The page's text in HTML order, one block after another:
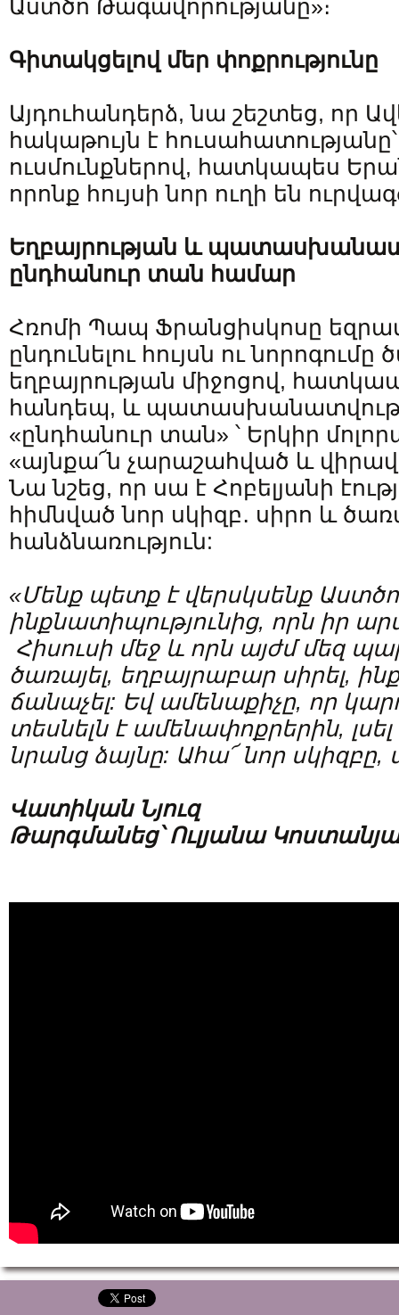
Աստծո Թագավորությանը»։
Գիտակցելով մեր փոքրությունը
Այդուհանդերձ, նա շեշտեց, որ
հակաթույն է
ուսմունքներով, հատկապես
որոնք հույսի նոր ուղի են
Եղբայրության և
ընդհանուր տան համար
Հռոմի Պապ Ֆրանցիսկոսը
ընդունելու հույսն ու
եղբայրության միջոցով,
հանդեպ, և
«ընդհանուր տան» ՝ Երկիր
«այնքա՜ն չարաշահված և
Նա նշեց, որ սա է Հոբելյանի
հիմնված նոր սկիզբ․ սիրո և
հանձնառություն:
«Մենք պետք է վերսկսենք Աստծո
ինքնատիպությունից, որն իր
Հիսուսի մեջ և որն այժմ մեզ
ծառայել, եղբայրաբար սիրել,
ճանաչել: Եվ ամենաքիչը, որ
տեսնելն է ամենափոքրերին, լսել
նրանց ձայնը: Ահա՜ նոր սկիզբը,
Վատիկան Նյուզ
Թարգմանեց՝ Ուլյանա